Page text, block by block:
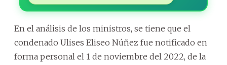
En el análisis de los ministros, se tiene que el
condenado Ulises Eliseo Núñez fue notificado en
forma personal el 1 de noviembre del 2022, de la